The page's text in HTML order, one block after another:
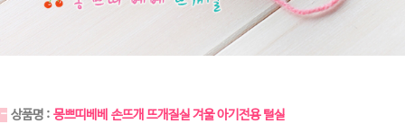
- 상품명 : 몽쁘띠베베 손뜨개 뜨개질실 겨울 아기전용 털실